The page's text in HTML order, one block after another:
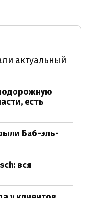
актуальный
есть
Баб-эль-
вся